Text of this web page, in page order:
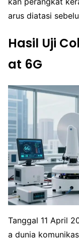
arus diatasi
Hasil Uji
at 6G
Tanggal 11 April
a dunia